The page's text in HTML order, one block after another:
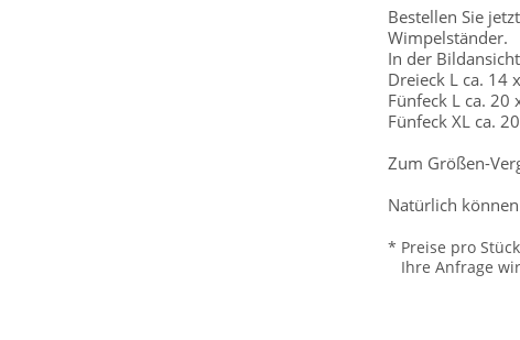
Bestellen Sie
Wimpelständer.
In der
Dreieck L ca. 14
Fünfeck L ca. 20
Fünfeck XL ca.
Zum Größen-
Natürlich
* Preise pro
Ihre Anfrage